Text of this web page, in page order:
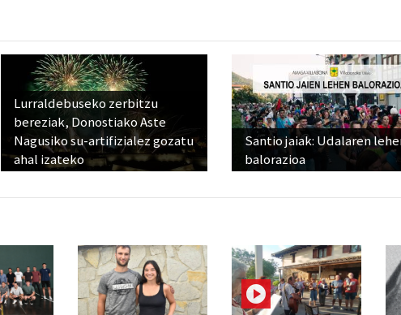
Lurraldebuseko zerbitzu
bereziak, Donostiako Aste
Nagusiko su-artifizialez gozatu
ahal izateko
Santio jaiak: Udalaren
balorazioa